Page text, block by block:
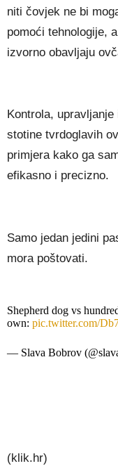
niti čovjek ne bi
pomoći tehnologije,
izvorno obavljaju
Kontrola,
stotine tvrdoglavih
primjera kako ga
efikasno i precizno.
Samo jedan jedini
mora poštovati.
Shepherd dog vs
own: pic.twitter.com/
— Slava Bobrov
(klik.hr)